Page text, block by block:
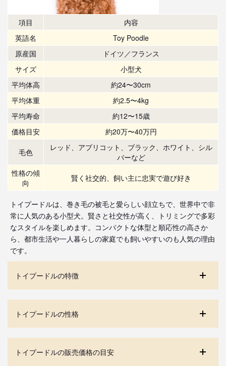
項目
内容
英語名
Toy Poodle
原産国
ドイツ／フランス
サイズ
小型犬
平均体高
約24〜30cm
平均体重
約2.5〜4kg
平均寿命
約12〜15歳
価格目安
約20万〜40万円
毛色
レッド、アプリコット、ブラック、ホワイト、シル
バーなど
性格の傾
向
賢く社交的、飼い主に忠実で遊び好き
トイプードルは、巻き毛の被毛と愛らしい顔立ちで、世界中で非
常に人気のある小型犬。賢さと社交性が高く、トリミングで多彩
なスタイルを楽しめます。コンパクトな体型と順応性の高さか
ら、都市生活や一人暮らしの家庭でも飼いやすいのも人気の理由
です。
トイプードルの特徴
トイプードルの性格
トイプードルの販売価格の目安